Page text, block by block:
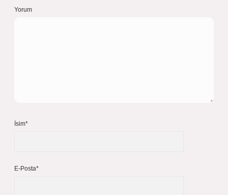
Yorum
İsim*
E-Posta*